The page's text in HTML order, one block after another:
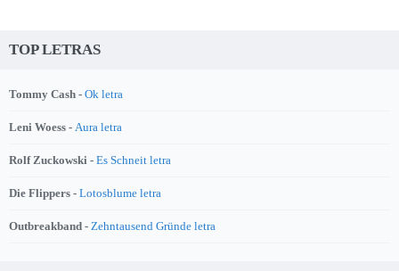
TOP LETRAS
Tommy Cash - Ok letra
Leni Woess - Aura letra
Rolf Zuckowski - Es Schneit letra
Die Flippers - Lotosblume letra
Outbreakband - Zehntausend Gründe letra